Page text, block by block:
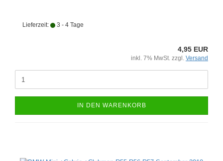
Lieferzeit: 3 - 4 Tage
4,95 EUR
inkl. 7% MwSt. zzgl. Versand
IN DEN WARENKORB